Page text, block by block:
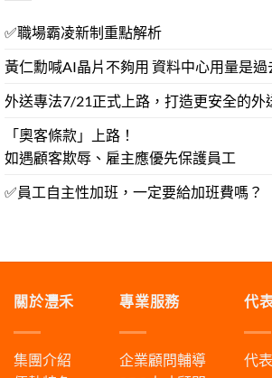
✅職場霸凌新制重點解析
黃仁勳喊AI晶片不夠用 資料中心用量是過
外送專法7/21正式上路，打造更安全的外
「奧客條款」上路！
如遇顧客欺辱、雇主應優先保護員工
✅員工自主性加班，一定要給加班費嗎？
關於灃禾
集團介紹
專業服務
企業顧問輔導
代
代